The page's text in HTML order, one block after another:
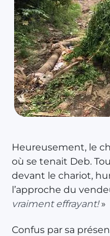
Heureusement, le
où se tenait Deb.
devant le chariot,
l’approche du
vraiment effrayant!»
Confus par sa